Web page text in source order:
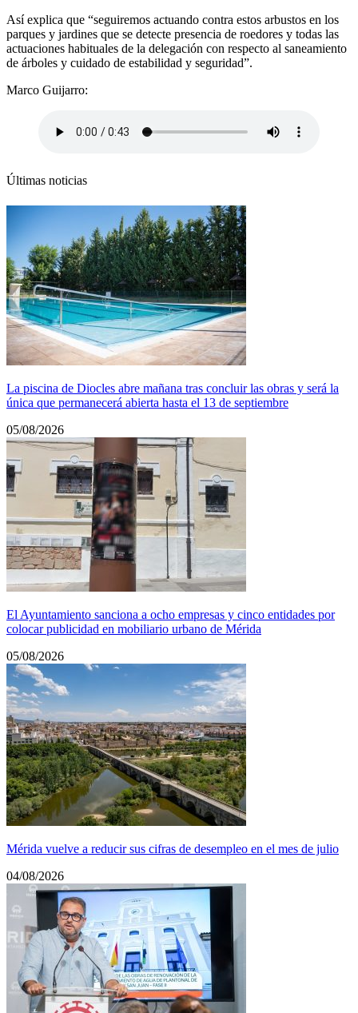
Así explica que “seguiremos actuando contra estos arbustos en los
parques y jardines que se detecte presencia de roedores y todas las
actuaciones habituales de la delegación con respecto al saneamiento
de árboles y cuidado de estabilidad y seguridad”.
Marco Guijarro:
Últimas noticias
La piscina de Diocles abre mañana tras concluir las obras y será la
única que permanecerá abierta hasta el 13 de septiembre
05/08/2026
El Ayuntamiento sanciona a ocho empresas y cinco entidades por
colocar publicidad en mobiliario urbano de Mérida
05/08/2026
Mérida vuelve a reducir sus cifras de desempleo en el mes de julio
04/08/2026